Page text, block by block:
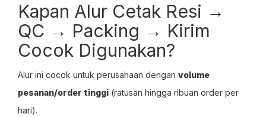
Kapan Alur Cetak Resi →
QC → Packing → Kirim
Cocok Digunakan?
Alur ini cocok untuk perusahaan dengan volume
pesanan/order tinggi (ratusan hingga ribuan order per
hari).